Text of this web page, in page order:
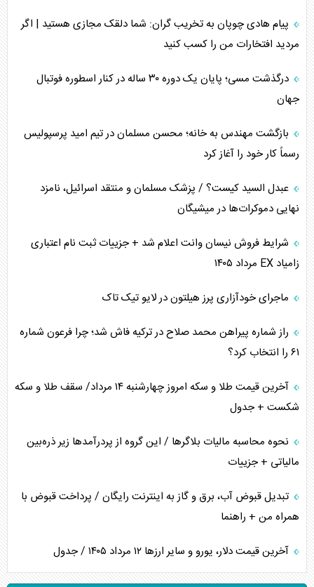
جنگ رمضان و معضل حضور نظامیان آمریکایی
تحلیل جامع پدیده تراستی‌ها
تأثیر جنگ ایران و آمریکا بر اقتصاد جهانی
اربعین، کابوس مشترک تل‌آویو-واشنگتن
پیام هادی چوپان به تخریب گران: شما دلقک مجازی هستید | اگر
مردید افتخارات من را کسب کنید
درگذشت مسی؛ پایان یک دوره ۳۰ ساله در کنار اسطوره فوتبال
جهان
بازگشت مهندس به خانه؛ محسن مسلمان در تیم امید پرسپولیس
رسماً کار خود را آغاز کرد
عبدل السید کیست؟ / پزشک مسلمان و منتقد اسرائیل، نامزد
نهایی دموکرات‌ها در میشیگان
شرایط فروش نیسان وانت اعلام شد + جزییات ثبت نام اعتباری
زامیاد EX مرداد ۱۴۰۵
ماجرای خودآزاری پرز هیلتون در لایو تیک تاک
راز شماره پیراهن محمد صلاح در ترکیه فاش شد؛ چرا فرعون شماره
۶۱ را انتخاب کرد؟
آخرین قیمت طلا و سکه امروز چهارشنبه ۱۴ مرداد/ سقف طلا و سکه
شکست + جدول
نحوه محاسبه مالیات بلاگر‌ها / این گروه از پردرآمد‌ها زیر ذره‌بین
مالیاتی + جزییات
تبدیل قبوض آب، برق و گاز به اینترنت رایگان / پرداخت قبوض با
همراه من + راهنما
آخرین قیمت دلار، یورو و سایر ارز‌ها ۱۲ مرداد ۱۴۰۵ / جدول